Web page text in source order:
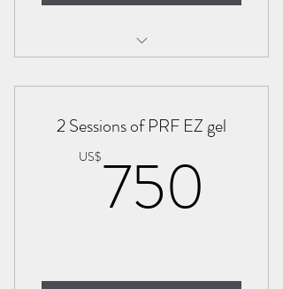
2 Sessions of PRF EZ gel
US$750